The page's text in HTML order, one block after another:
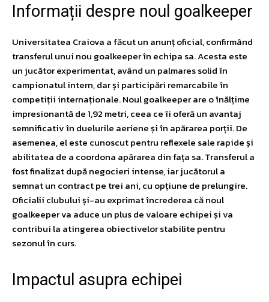
Informații despre noul goalkeeper
Universitatea Craiova a făcut un anunț oficial, confirmând
transferul unui nou goalkeeper în echipa sa. Acesta este
un jucător experimentat, având un palmares solid în
campionatul intern, dar și participări remarcabile în
competiții internaționale. Noul goalkeeper are o înălțime
impresionantă de 1,92 metri, ceea ce îi oferă un avantaj
semnificativ în duelurile aeriene și în apărarea porții. De
asemenea, el este cunoscut pentru reflexele sale rapide și
abilitatea de a coordona apărarea din fața sa. Transferul a
fost finalizat după negocieri intense, iar jucătorul a
semnat un contract pe trei ani, cu opțiune de prelungire.
Oficialii clubului și-au exprimat încrederea că noul
goalkeeper va aduce un plus de valoare echipei și va
contribui la atingerea obiectivelor stabilite pentru
sezonul în curs.
Impactul asupra echipei